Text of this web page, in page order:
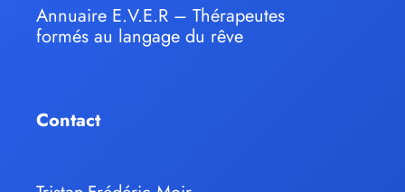
Annuaire E.V.E.R – Thérapeutes
formés au langage du rêve
Contact